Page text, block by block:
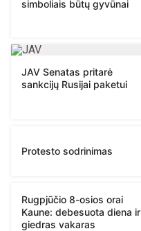
simboliais būtų gyvūnai
JAV Senatas pritarė
sankcijų Rusijai paketui
Protesto sodrinimas
Rugpjūčio 8-osios orai
Kaune: debesuota diena ir
giedras vakaras